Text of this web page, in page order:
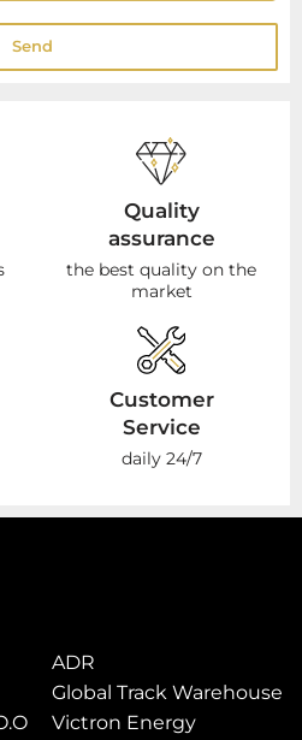
Send
Quality
assurance
the best quality on the
market
Customer
Service
daily 24/7
ADR
Global Track Warehouse
Victron Energy